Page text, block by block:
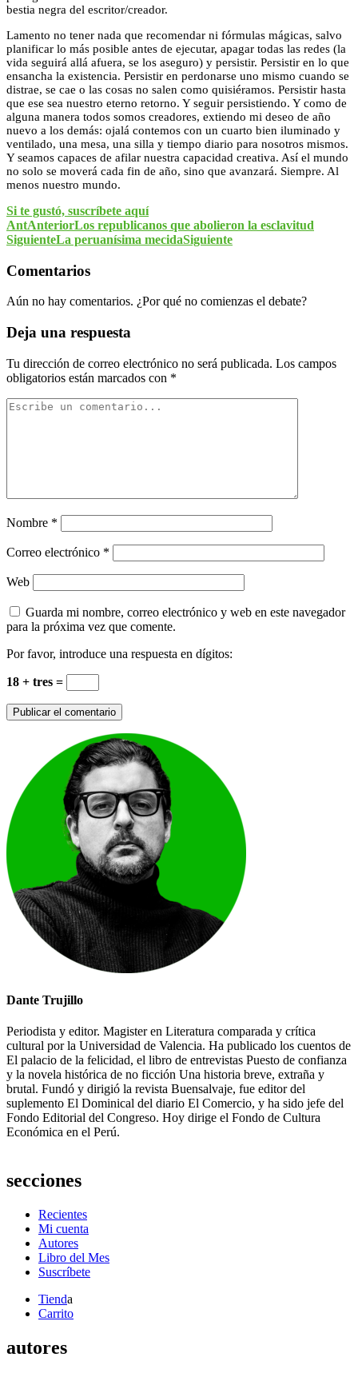
bestia negra del escritor/creador.
Lamento no tener nada que recomendar ni fórmulas mágicas, salvo
planificar lo más posible antes de ejecutar, apagar todas las redes (la
vida seguirá allá afuera, se los aseguro) y persistir. Persistir en lo que
ensancha la existencia. Persistir en perdonarse uno mismo cuando se
distrae, se cae o las cosas no salen como quisiéramos. Persistir hasta
que ese sea nuestro eterno retorno. Y seguir persistiendo. Y como de
alguna manera todos somos creadores, extiendo mi deseo de año
nuevo a los demás: ojalá contemos con un cuarto bien iluminado y
ventilado, una mesa, una silla y tiempo diario para nosotros mismos.
Y seamos capaces de afilar nuestra capacidad creativa. Así el mundo
no solo se moverá cada fin de año, sino que avanzará. Siempre. Al
menos nuestro mundo.
Si te gustó, suscríbete aquí
AntAnteriorLos republicanos que abolieron la esclavitud
SiguienteLa peruanísima mecidaSiguiente
Comentarios
Aún no hay comentarios. ¿Por qué no comienzas el debate?
Deja una respuesta
Tu dirección de correo electrónico no será publicada. Los campos
obligatorios están marcados con *
Nombre *
Correo electrónico *
Web
Guarda mi nombre, correo electrónico y web en este navegador
para la próxima vez que comente.
Por favor, introduce una respuesta en dígitos:
18 + tres =
Dante Trujillo
Periodista y editor. Magister en Literatura comparada y crítica
cultural por la Universidad de Valencia. Ha publicado los cuentos de
El palacio de la felicidad, el libro de entrevistas Puesto de confianza
y la novela histórica de no ficción Una historia breve, extraña y
brutal. Fundó y dirigió la revista Buensalvaje, fue editor del
suplemento El Dominical del diario El Comercio, y ha sido jefe del
Fondo Editorial del Congreso. Hoy dirige el Fondo de Cultura
Económica en el Perú.
secciones
Recientes
Mi cuenta
Autores
Libro del Mes
Suscríbete
Tienda
Carrito
autores